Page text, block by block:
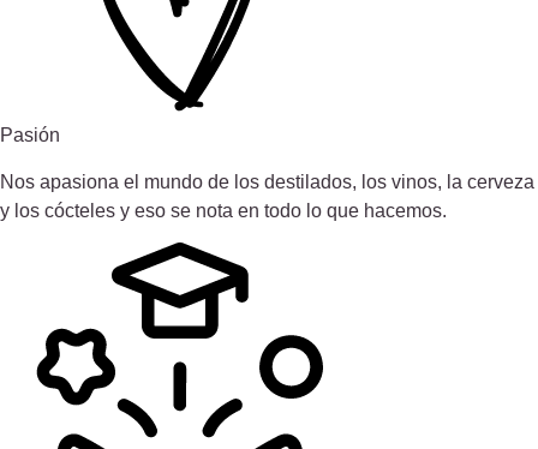
Pasión
Nos apasiona el mundo de los destilados, los vinos, la cerveza
y los cócteles y eso se nota en todo lo que hacemos.